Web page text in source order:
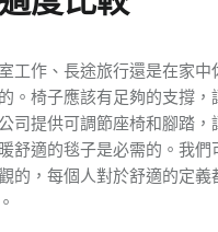
工作、長途旅行還是在家
。椅子應該有足夠的支撐
司提供可調節座椅和腳踏
舒適的毯子是必需的。我
的，每個人對於舒適的定